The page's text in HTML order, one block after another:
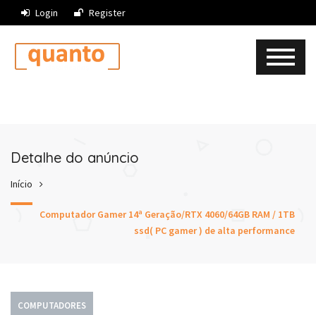
Login Register
Detalhe do anúncio
Início
Computador Gamer 14ª Geração/RTX 4060/64GB RAM / 1TB
ssd( PC gamer ) de alta performance
COMPUTADORES